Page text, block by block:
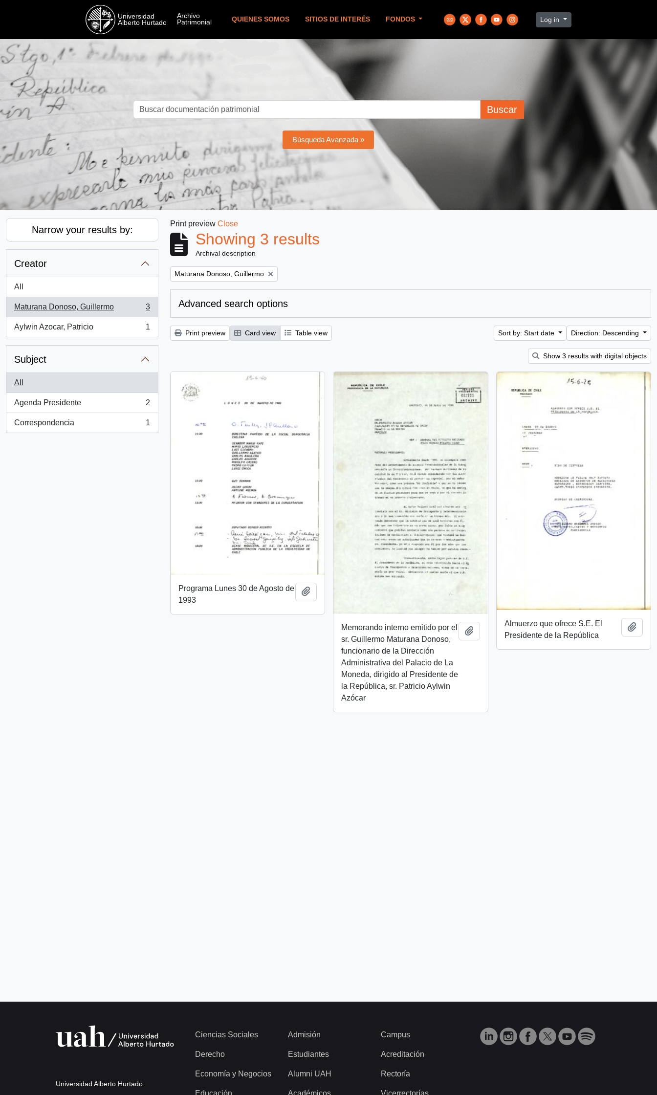
QUIENES SOMOS SITIOS DE INTERÉS FONDOS Log in
Buscar
Búsqueda Avanzada »
Narrow your results by:
Creator
All
Maturana Donoso, Guillermo
, 3 results
3
Aylwin Azocar, Patricio
, 1 results
1
Subject
All
Agenda Presidente
, 2 results
2
Correspondencia
, 1 results
1
Print preview Close
Showing 3 results
Archival description
Remove filter:
Maturana Donoso, Guillermo
Advanced search options
Print preview Card view Table view Sort by: Start date Direction: Descending
Show 3 results with digital objects
Programa Lunes 30 de Agosto de
1993
Memorando interno emitido por el
sr. Guillermo Maturana Donoso,
funcionario de la Dirección
Administrativa del Palacio de La
Moneda, dirigido al Presidente de
la República, sr. Patricio Aylwin
Azócar
Add to clipboard
Almuerzo que ofrece S.E. El
Presidente de la República
Add
Universidad Alberto Hurtado
Ciencias Sociales
Derecho
Economía y Negocios
Educación
Admisión
Estudiantes
Alumni UAH
Académicos
Campus
Acreditación
Rectoría
Vicerrectorías